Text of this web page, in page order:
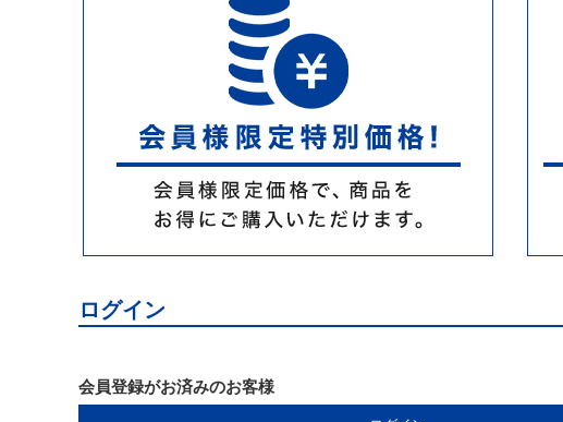
ログイン
会員登録がお済みのお客様